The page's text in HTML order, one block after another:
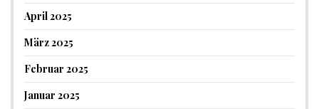
April 2025
März 2025
Februar 2025
Januar 2025